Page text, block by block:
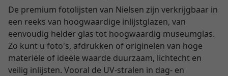
De premium fotolijsten van Nielsen zijn verkrijgbaar in
een reeks van hoogwaardige inlijstglazen, van
eenvoudig helder glas tot hoogwaardig museumglas.
Zo kunt u foto's, afdrukken of originelen van hoge
materiële of ideële waarde duurzaam, lichtecht en
veilig inlijsten. Vooral de UV-stralen in dag- en